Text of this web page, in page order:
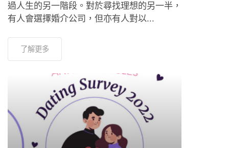
過人生的另一階段。對於尋找理想的另一半，
有人會選擇婚介公司，但亦有人對以...
了解更多